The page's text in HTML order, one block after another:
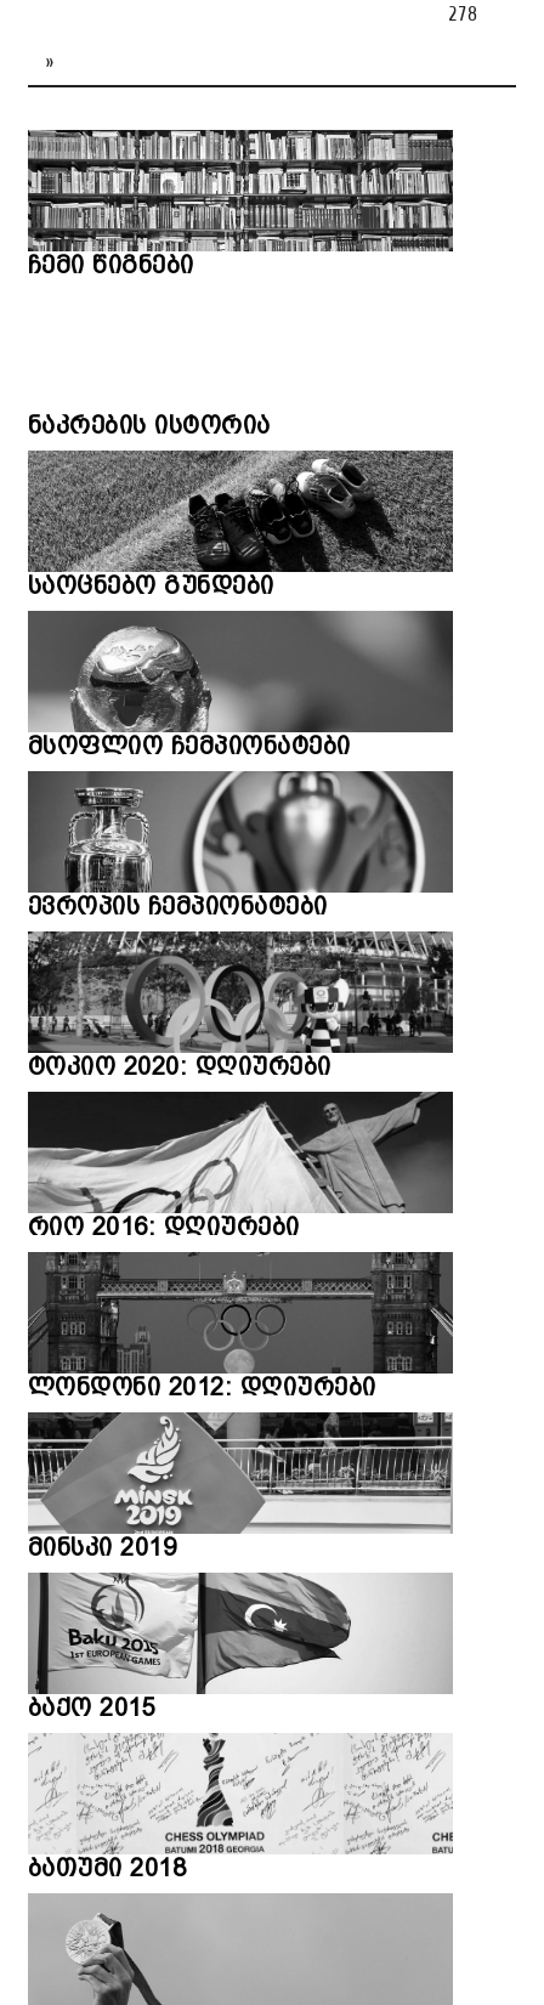
278
»
ჩემი წიგნები
ნაკრების ისტორია
საოცნებო გუნდები
მსოფლიო ჩემპიონატები
ევროპის ჩემპიონატები
ტოკიო 2020: დღიურები
რიო 2016: დღიურები
ლონდონი 2012: დღიურები
მინსკი 2019
ბაქო 2015
ბათუმი 2018